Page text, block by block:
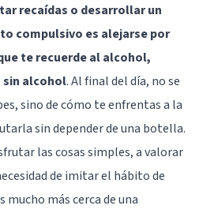
recaídas o desarrollar un
compulsivo es alejarse por
te recuerde al alcohol,
sin alcohol. Al final del día, no se
sino de cómo te enfrentas a la
sin depender de una botella.
las cosas simples, a valorar
de imitar el hábito de
más cerca de una